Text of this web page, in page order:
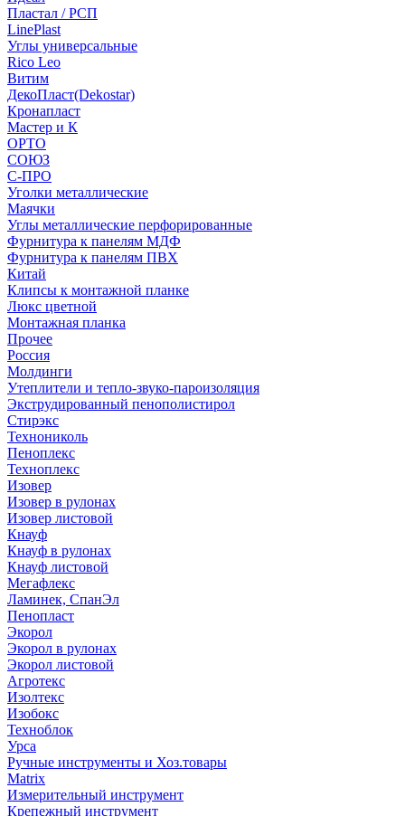
Пластал / РСП
LinePlast
Углы универсальные
Rico Leo
Витим
ДекоПласт(Dekostar)
Кронапласт
Мастер и К
ОРТО
СОЮЗ
С-ПРО
Уголки металлические
Маячки
Углы металлические перфорированные
Фурнитура к панелям МДФ
Фурнитура к панелям ПВХ
Китай
Клипсы к монтажной планке
Люкс цветной
Монтажная планка
Прочее
Россия
Молдинги
Утеплители и тепло-звуко-пароизоляция
Экструдированный пенополистирол
Стирэкс
Технониколь
Пеноплекс
Техноплекс
Изовер
Изовер в рулонах
Изовер листовой
Кнауф
Кнауф в рулонах
Кнауф листовой
Мегафлекс
Ламинек, СпанЭл
Пенопласт
Экорол
Экорол в рулонах
Экорол листовой
Агротекс
Изолтекс
Изобокс
Техноблок
Урса
Ручные инструменты и Хоз.товары
Matrix
Измерительный инструмент
Крепежный инструмент